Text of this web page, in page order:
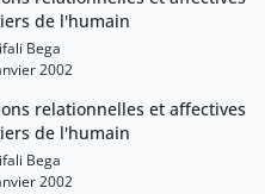
de l'humain
Bega
2002
relationnelles et affectives
de l'humain
Bega
2002